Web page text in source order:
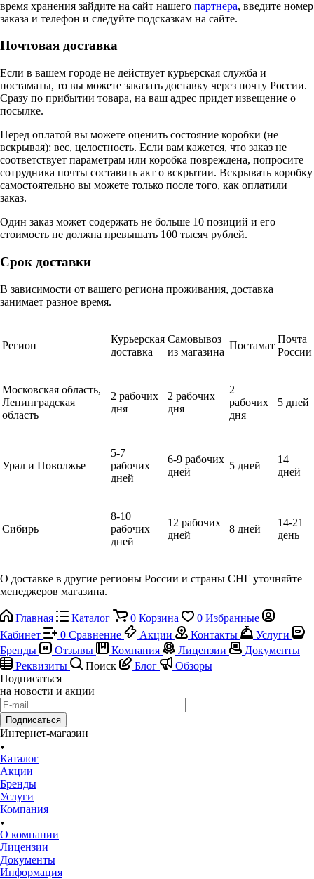
время хранения зайдите на сайт нашего партнера, введите номер
заказа и телефон и следуйте подсказкам на сайте.
Почтовая доставка
Если в вашем городе не действует курьерская служба и
постаматы, то вы можете заказать доставку через почту России.
Сразу по прибытии товара, на ваш адрес придет извещение о
посылке.
Перед оплатой вы можете оценить состояние коробки (не
вскрывая): вес, целостность. Если вам кажется, что заказ не
соответствует параметрам или коробка повреждена, попросите
сотрудника почты составить акт о вскрытии. Вскрывать коробку
самостоятельно вы можете только после того, как оплатили
заказ.
Один заказ может содержать не больше 10 позиций и его
стоимость не должна превышать 100 тысяч рублей.
Срок доставки
В зависимости от вашего региона проживания, доставка
занимает разное время.
Регион
Курьерская
доставка
Самовывоз
из магазина
Постамат
Почта
России
Московская область,
Ленинградская
область
2 рабочих
дня
2 рабочих
дня
2
рабочих
дня
5 дней
Урал и Поволжье
5-7
рабочих
дней
6-9 рабочих
дней
5 дней
14
дней
Сибирь
8-10
рабочих
дней
12 рабочих
дней
8 дней
14-21
день
О доставке в другие регионы России и страны СНГ уточняйте
менеджеров магазина.
Главная Каталог 0 Корзина 0 Избранные
Кабинет
0 Сравнение Акции Контакты
Услуги
Бренды
Отзывы Компания Лицензии
Документы
Реквизиты
Поиск Блог
Обзоры
Подписаться
на новости и акции
Подписаться
Интернет-магазин
Каталог
Акции
Бренды
Услуги
Компания
О компании
Лицензии
Документы
Информация